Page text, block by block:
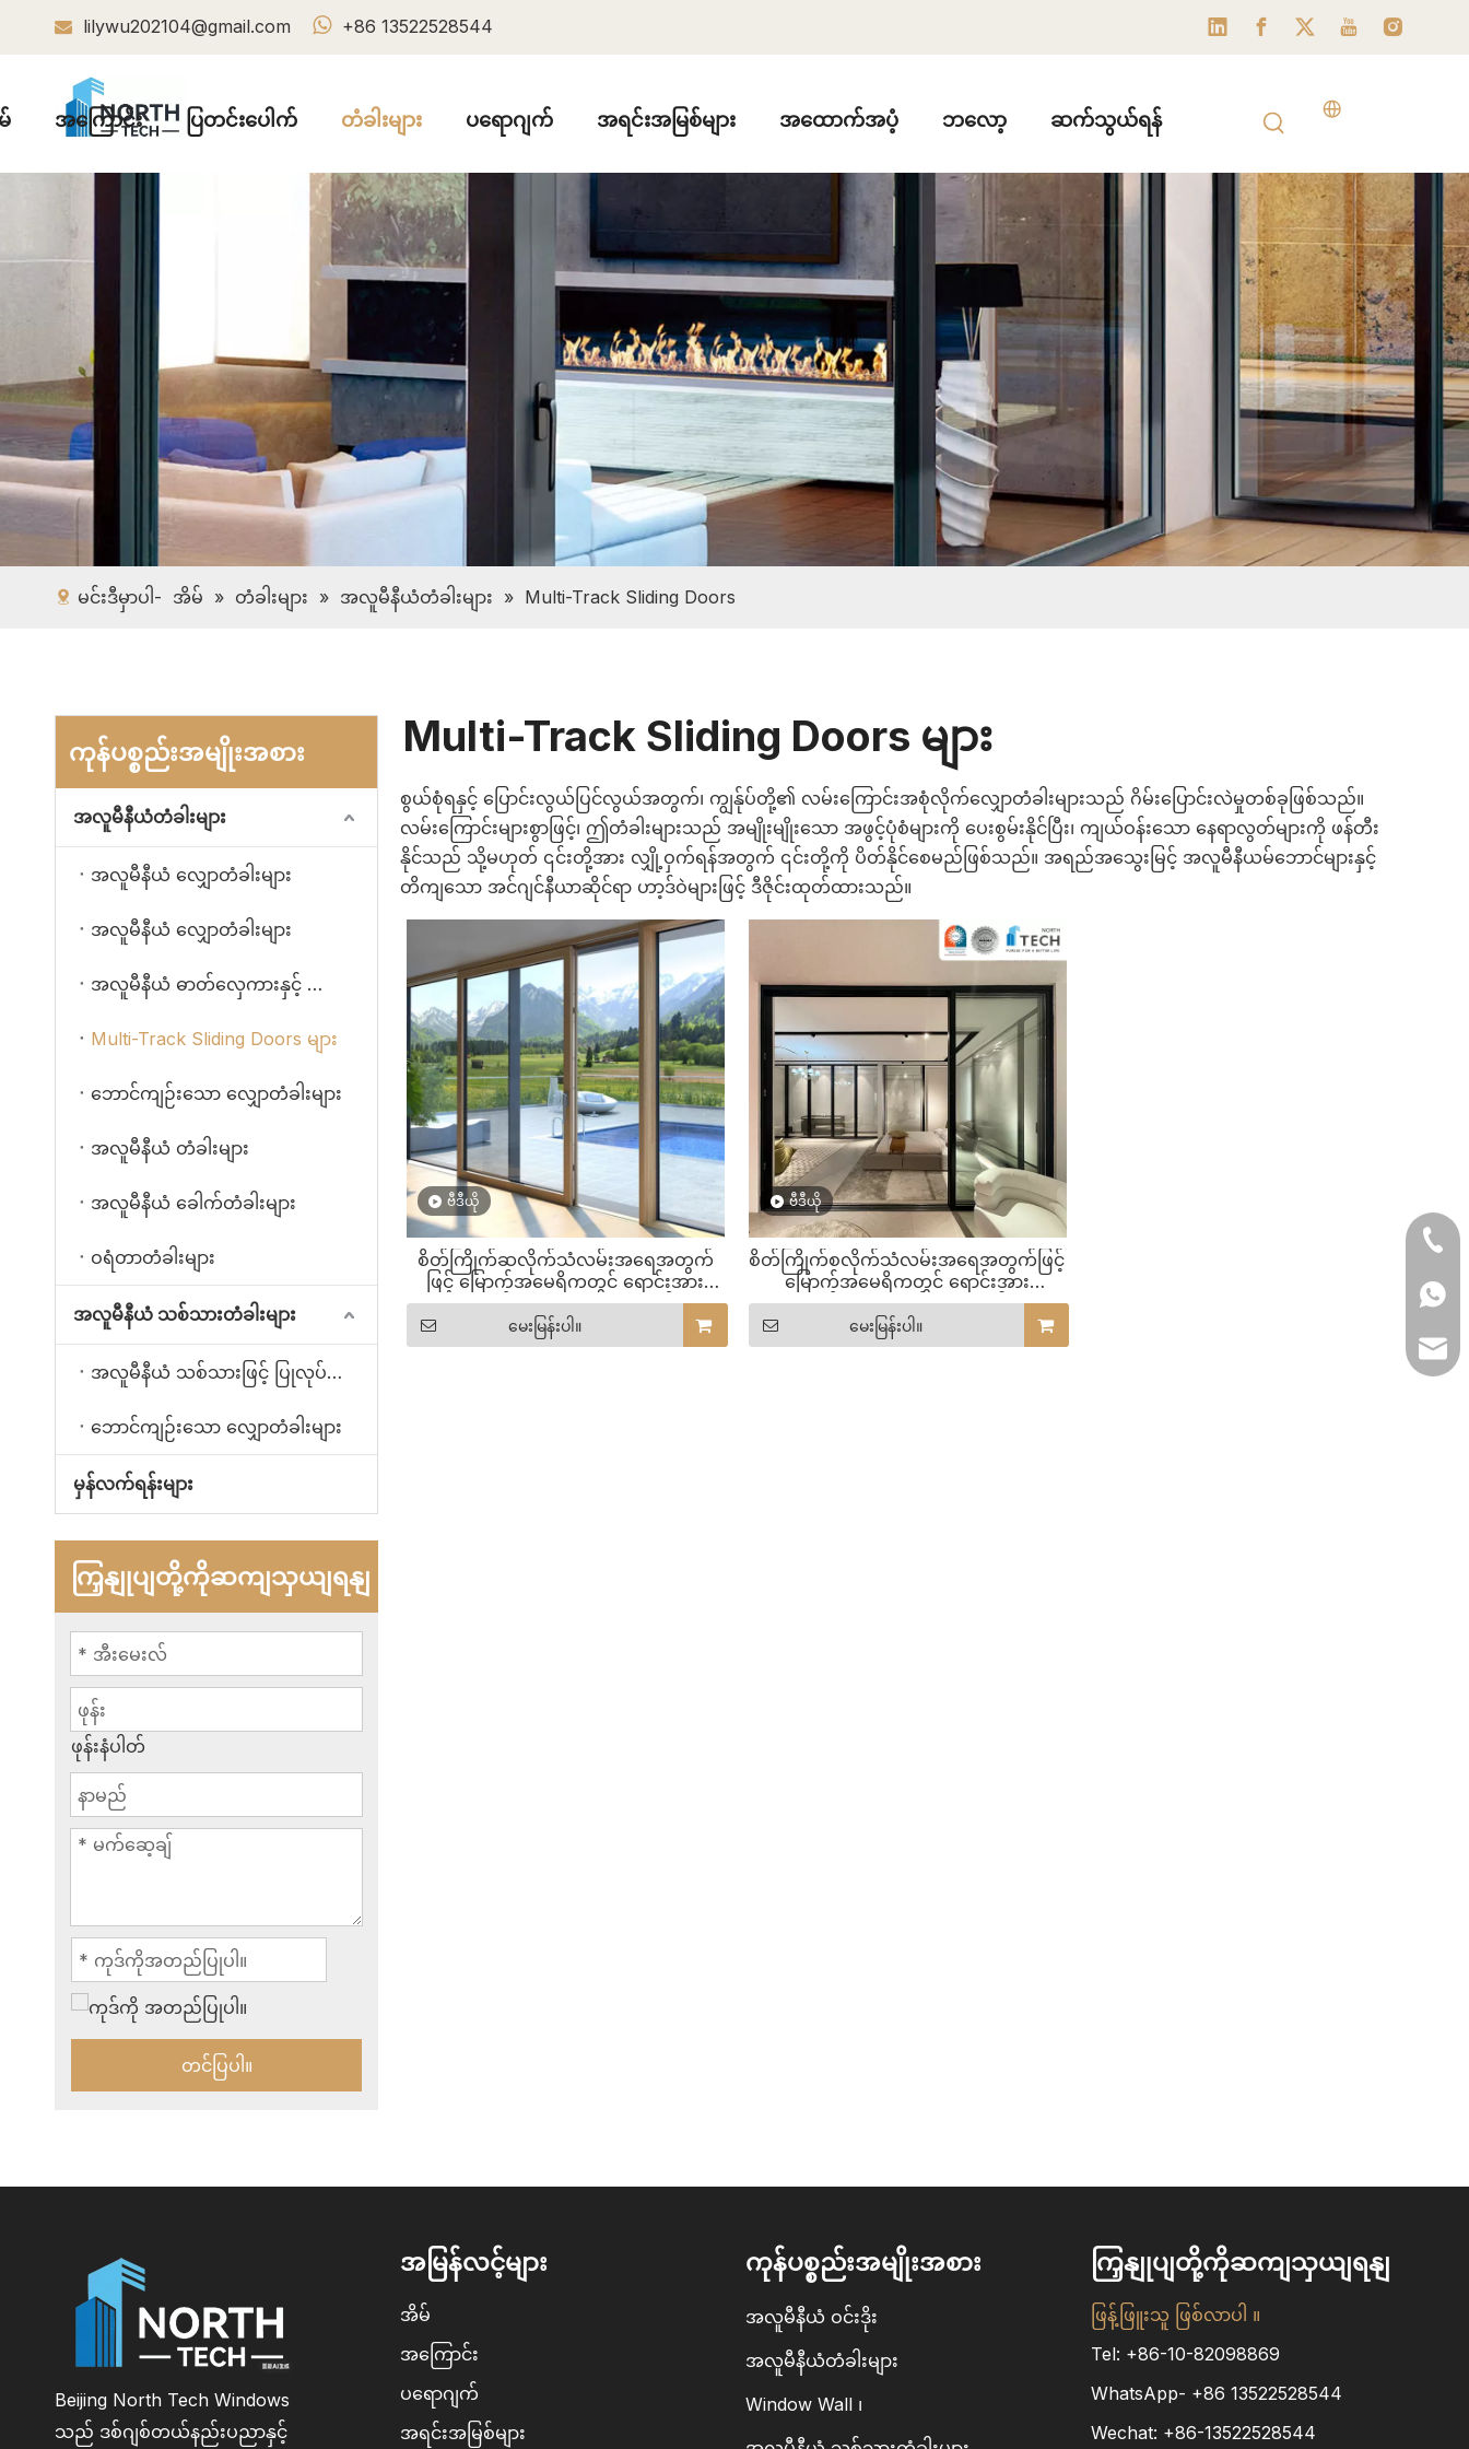
 lilywu202104@gmail.com  +86 13522528544
အကြောင်း ပြတင်းပေါက် တံခါးများ ပရောဂျက် အရင်းအမြစ်များ အထောက်အပံ့ ဘလော့ ဆက်သွယ်ရန်
မင်းဒီမှာပါ- အိမ် » တံခါးများ » အလူမီနီယံတံခါးများ » Multi-Track Sliding Doors
ကုန်ပစ္စည်းအမျိုးအစား
အလူမီနီယံတံခါးများ
အလူမီနီယံ လျှောတံခါးများ
အလူမီနီယံ လျှောတံခါးများ
အလူမီနီယံ ဓာတ်လှေကားနှင့် လျှောတံခါးများ
Multi-Track Sliding Doors များ
ဘောင်ကျဉ်းသော လျှောတံခါးများ
အလူမီနီယံ တံခါးများ
အလူမီနီယံ ခေါက်တံခါးများ
ဝရံတာတံခါးများ
အလူမီနီယံ သစ်သားတံခါးများ
အလူမီနီယံ သစ်သားဖြင့် ပြုလုပ်ထားသော ဓာတ်လှေကားနှင့် လျှောတံခါးများ
ဘောင်ကျဉ်းသော လျှောတံခါးများ
မှန်လက်ရန်းများ
ကြှနျုပျတို့ကိုဆကျသှယျရနျ
ဖုန်းနံပါတ်
တင်ပြပါ။
Multi-Track Sliding Doors များ
စွယ်စုံရနှင့် ပြောင်းလွယ်ပြင်လွယ်အတွက်၊ ကျွန်ုပ်တို့၏ လမ်းကြောင်းအစုံလိုက်လျှောတံခါးများသည် ဂိမ်းပြောင်းလဲမှုတစ်ခုဖြစ်သည်။
လမ်းကြောင်းများစွာဖြင့်၊ ဤတံခါးများသည် အမျိုးမျိုးသော အဖွင့်ပုံစံများကို ပေးစွမ်းနိုင်ပြီး၊ ကျယ်ဝန်းသော နေရာလွတ်များကို ဖန်တီး
နိုင်သည် သို့မဟုတ် ၎င်းတို့အား လျှို့ဝှက်ရန်အတွက် ၎င်းတို့ကို ပိတ်နိုင်စေမည်ဖြစ်သည်။ အရည်အသွေးမြင့် အလူမီနီယမ်ဘောင်များနှင့်
တိကျသော အင်ဂျင်နီယာဆိုင်ရာ ဟာ့ဒ်ဝဲများဖြင့် ဒီဇိုင်းထုတ်ထားသည်။
ဗီဒီယို
စိတ်ကြိုက်ဆလိုက်သံလမ်းအရေအတွက်
ဖြင့် မြောက်အမေရိကတွင် ရောင်းအား
အကောင်းဆုံး အလူမီနီယံ ဘက်စုံ
လျှောတံခါးများ
မေးမြန်းပါ။
ဗီဒီယို
စိတ်ကြိုက်စလိုက်သံလမ်းအရေအတွက်ဖြင့်
မြောက်အမေရိကတွင် ရောင်းအား
အကောင်းဆုံး စလိုက်လျှောတံခါးများ
မေးမြန်းပါ။
Beijing North Tech Windows
သည် ဒစ်ဂျစ်တယ်နည်းပညာနှင့်
+86-
+86
အမြန်လင့်များ
အိမ်
အကြောင်း
ပရောဂျက်
အရင်းအမြစ်များ
ကုန်ပစ္စည်းအမျိုးအစား
အလူမီနီယံ ဝင်းဒိုး
အလူမီနီယံတံခါးများ
Window Wall ၊
ကြှနျုပျတို့ကိုဆကျသှယျရနျ
ဖြန့်ဖြူးသူ ဖြစ်လာပါ ။
Tel: +86-10-82098869
WhatsApp- +86 13522528544
Wechat: +86-13522528544